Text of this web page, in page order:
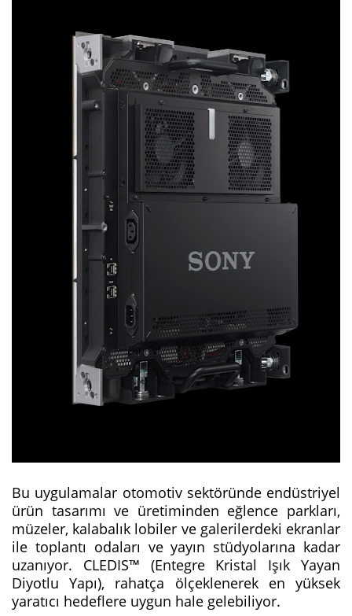
Bu uygulamalar otomotiv sektöründe endüstriyel
ürün tasarımı ve üretiminden eğlence parkları,
müzeler, kalabalık lobiler ve galerilerdeki ekranlar
ile toplantı odaları ve yayın stüdyolarına kadar
uzanıyor. CLEDIS™ (Entegre Kristal Işık Yayan
Diyotlu Yapı), rahatça ölçeklenerek en yüksek
yaratıcı hedeflere uygun hale gelebiliyor.